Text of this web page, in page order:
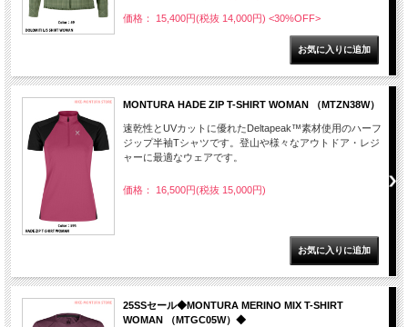
価格： 15,400円(税抜 14,000円) <30%OFF>
MONTURA HADE ZIP T-SHIRT WOMAN （MTZN38W）
速乾性とUVカットに優れたDeltapeak™素材使用のハーフ
ジップ半袖Tシャツです。登山や様々なアウトドア・レジ
ャーに最適なウェアです。
価格： 16,500円(税抜 15,000円)
25SSセール◆MONTURA MERINO MIX T-SHIRT
WOMAN （MTGC05W）◆